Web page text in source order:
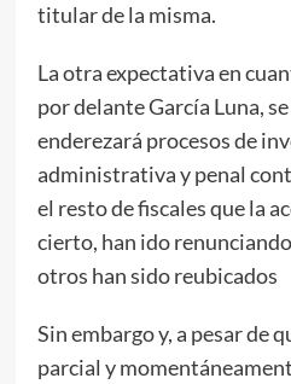
titular de la misma.
La otra expectativa en
por delante García Luna,
enderezará procesos de
administrativa y penal
el resto de fiscales que la
cierto, han ido
otros han sido reubicados
Sin embargo y, a pesar de
parcial y